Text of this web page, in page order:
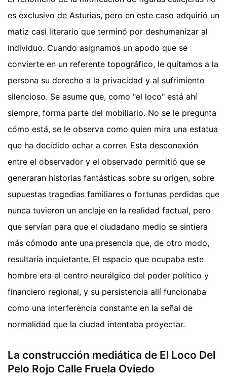
es exclusivo de Asturias, pero en este caso adquirió un
matiz casi literario que terminó por deshumanizar al
individuo. Cuando asignamos un apodo que se
convierte en un referente topográfico, le quitamos a la
persona su derecho a la privacidad y al sufrimiento
silencioso. Se asume que, como "el loco" está ahí
siempre, forma parte del mobiliario. No se le pregunta
cómo está, se le observa como quien mira una estatua
que ha decidido echar a correr. Esta desconexión
entre el observador y el observado permitió que se
generaran historias fantásticas sobre su origen, sobre
supuestas tragedias familiares o fortunas perdidas que
nunca tuvieron un anclaje en la realidad factual, pero
que servían para que el ciudadano medio se sintiera
más cómodo ante una presencia que, de otro modo,
resultaría inquietante. El espacio que ocupaba este
hombre era el centro neurálgico del poder político y
financiero regional, y su persistencia allí funcionaba
como una interferencia constante en la señal de
normalidad que la ciudad intentaba proyectar.
La construcción mediática de El Loco Del
Pelo Rojo Calle Fruela Oviedo